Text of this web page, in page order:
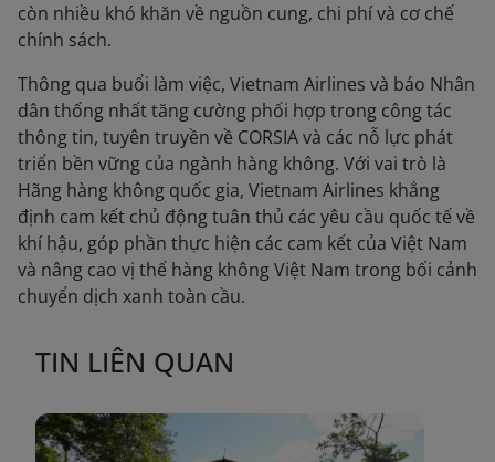
còn nhiều khó khăn về nguồn cung, chi phí và cơ chế
chính sách.
Thông qua buổi làm việc, Vietnam Airlines và báo Nhân
dân thống nhất tăng cường phối hợp trong công tác
thông tin, tuyên truyền về CORSIA và các nỗ lực phát
triển bền vững của ngành hàng không. Với vai trò là
Hãng hàng không quốc gia, Vietnam Airlines khẳng
định cam kết chủ động tuân thủ các yêu cầu quốc tế về
khí hậu, góp phần thực hiện các cam kết của Việt Nam
và nâng cao vị thế hàng không Việt Nam trong bối cảnh
chuyển dịch xanh toàn cầu.
TIN LIÊN QUAN